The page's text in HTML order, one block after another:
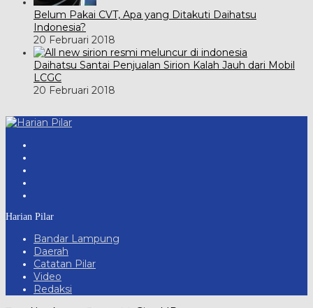
Belum Pakai CVT, Apa yang Ditakuti Daihatsu
Indonesia?
20 Februari 2018
Daihatsu Santai Penjualan Sirion Kalah Jauh dari Mobil
LCGC
20 Februari 2018
Harian Pilar
Bandar Lampung
Daerah
Catatan Pilar
Video
Redaksi